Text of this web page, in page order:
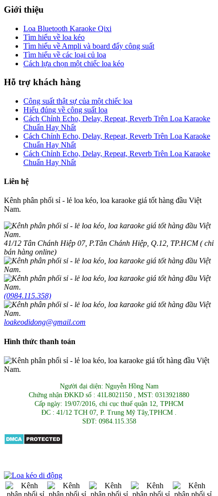
Giới thiệu
Loa Bluetooth Karaoke Qixi
Tìm hiểu về loa kéo
Tìm hiểu về Ampli và board đẩy công suất
Tìm hiểu về các loại củ loa
Cách lựa chọn một chiếc loa kéo
Hỗ trợ khách hàng
Công suất thật sự của một chiếc loa
Hiểu đúng về công suất loa
Cách Chỉnh Echo, Delay, Repeat, Reverb Trên Loa Karaoke
Chuẩn Hay Nhất
Cách Chỉnh Echo, Delay, Repeat, Reverb Trên Loa Karaoke
Chuẩn Hay Nhất
Cách Chỉnh Echo, Delay, Repeat, Reverb Trên Loa Karaoke
Chuẩn Hay Nhất
Liên hệ
Kênh phân phối sỉ - lẻ loa kéo, loa karaoke giá tốt hàng đầu Việt
Nam.
41/12 Tân Chánh Hiệp 07, P.Tân Chánh Hiệp, Q.12, TP.HCM ( chỉ
bán hàng online)
(0984.115.358)
loakeodidong@gmail.com
Hình thức thanh toán
Người đại diện: Nguyễn Hồng Nam
Chứng nhận ĐKKD số : 41L8021150 , MST: 0313921880
Cấp ngày: 19/07/2016, chi cục thuế quận 12, TPHCM
ĐC : 41/12 TCH 07, P. Trung Mỹ Tây,TPHCM .
SĐT: 0984.115.358